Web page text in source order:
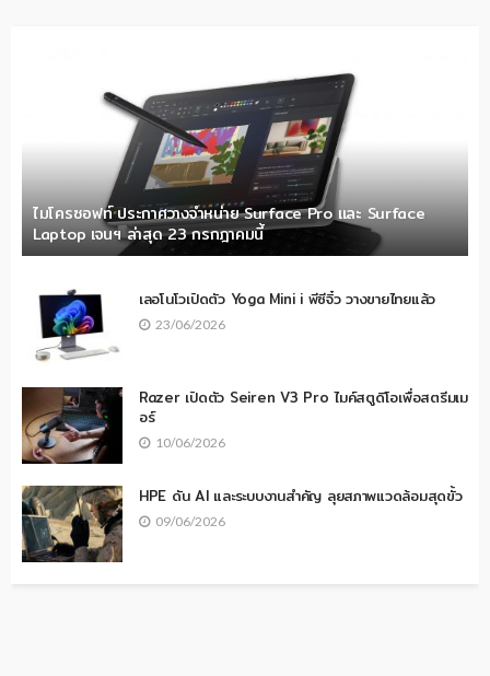
ไมโครซอฟท์ ประกาศวางจำหน่าย Surface Pro และ Surface
Laptop เจนฯ ล่าสุด 23 กรกฎาคมนี้
เลอโนโวเปิดตัว Yoga Mini i พีซีจิ๋ว วางขายไทยแล้ว
23/06/2026
Razer เปิดตัว Seiren V3 Pro ไมค์สตูดิโอเพื่อสตรีมเม
อร์
10/06/2026
HPE ดัน AI และระบบงานสำคัญ ลุยสภาพแวดล้อมสุดขั้ว
09/06/2026